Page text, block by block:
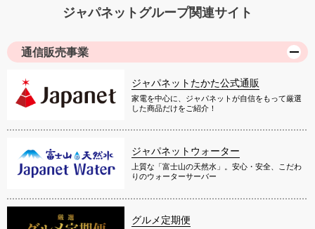
ジャパネットグループ関連サイト
通信販売事業
ジャパネットたかた公式通販
家電を中心に、ジャパネットが自信をもって厳選
した商品だけをご紹介！
ジャパネットウォーター
上質な「富士山の天然水」。安心・安全、こだわ
りのウォーターサーバー
グルメ定期便